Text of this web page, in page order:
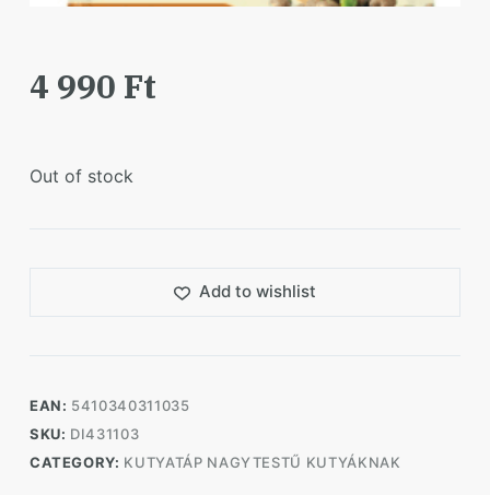
4 990 Ft
Out of stock
Add to wishlist
EAN: 5410340311035
SKU: DI431103
CATEGORY: KUTYATÁP NAGYTESTŰ KUTYÁKNAK